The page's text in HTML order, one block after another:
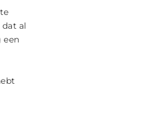
al
een